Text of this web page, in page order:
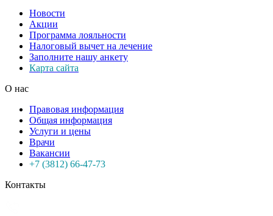
Новости
Акции
Программа лояльности
Налоговый вычет на лечение
Заполните нашу анкету
Карта сайта
О нас
Правовая информация
Общая информация
Услуги и цены
Врачи
Вакансии
+7 (3812) 66-47-73
Контакты